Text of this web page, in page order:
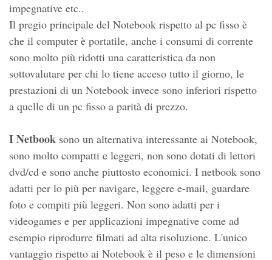
impegnative etc..
Il pregio principale del Notebook rispetto al pc fisso è
che il computer è portatile, anche i consumi di corrente
sono molto più ridotti una caratteristica da non
sottovalutare per chi lo tiene acceso tutto il giorno, le
prestazioni di un Notebook invece sono inferiori rispetto
a quelle di un pc fisso a parità di prezzo.
I Netbook sono un alternativa interessante ai Notebook,
sono molto compatti e leggeri, non sono dotati di lettori
dvd/cd e sono anche piuttosto economici. I netbook sono
adatti per lo più per navigare, leggere e-mail, guardare
foto e compiti più leggeri. Non sono adatti per i
videogames e per applicazioni impegnative come ad
esempio riprodurre filmati ad alta risoluzione. L'unico
vantaggio rispetto ai Notebook è il peso e le dimensioni